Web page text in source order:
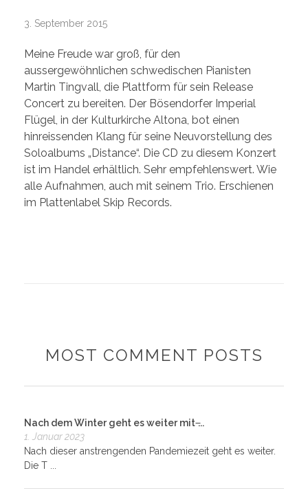
3. September 2015
Meine Freude war groß, für den
aussergewöhnlichen schwedischen Pianisten
Martin Tingvall, die Plattform für sein Release
Concert zu bereiten. Der Bösendorfer Imperial
Flügel, in der Kulturkirche Altona, bot einen
hinreissenden Klang für seine Neuvorstellung des
Soloalbums „Distance“. Die CD zu diesem Konzert
ist im Handel erhältlich. Sehr empfehlenswert. Wie
alle Aufnahmen, auch mit seinem Trio. Erschienen
im Plattenlabel Skip Records.
MOST COMMENT POSTS
Nach dem Winter geht es weiter mit ̶...
1. Januar 2023
Nach dieser anstrengenden Pandemiezeit geht es weiter.
Die T ...